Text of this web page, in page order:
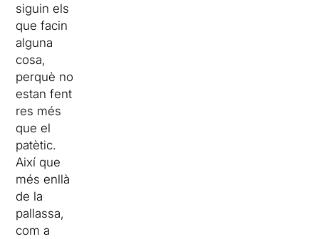
siguin els
que facin
alguna
cosa,
perquè no
estan fent
res més
que el
patètic.
Així que
més enllà
de la
pallassa,
com a